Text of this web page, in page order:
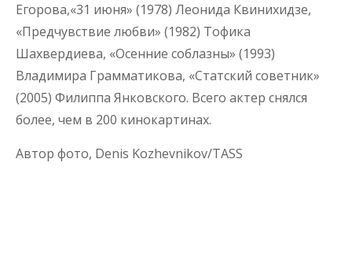
Егорова,«31 июня» (1978) Леонида Квинихидзе,
«Предчувствие любви» (1982) Тофика
Шахвердиева, «Осенние соблазны» (1993)
Владимира Грамматикова, «Статский советник»
(2005) Филиппа Янковского. Всего актер снялся
более, чем в 200 кинокартинах.
Автор фото, Denis Kozhevnikov/TASS